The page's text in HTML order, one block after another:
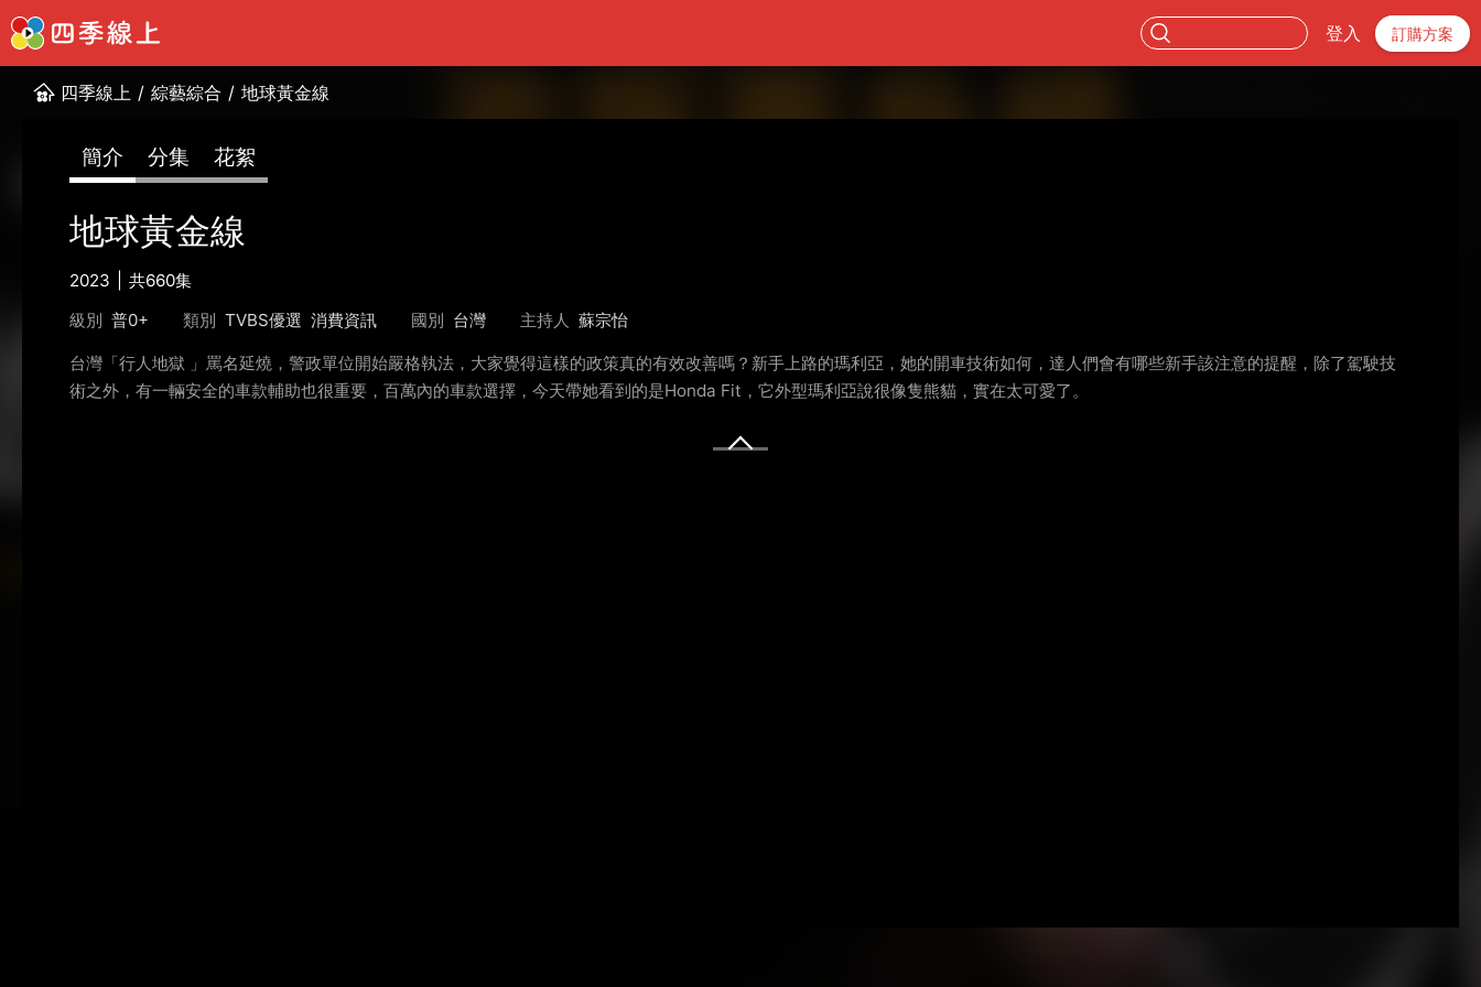
登入 訂購方案
四季線上 / 綜藝綜合 / 地球黃金線
簡介 分集 花絮
地球黃金線
2023
共660集
級別 普0+ 類別 TVBS優選 消費資訊 國別 台灣 主持人 蘇宗怡
台灣「行人地獄 」罵名延燒，警政單位開始嚴格執法，大家覺得這樣的政策真的有效改善嗎？新手上路的瑪利亞，她的開車技術如何，達人們會有哪些新手該注意的提醒，除了駕駛技
術之外，有一輛安全的車款輔助也很重要，百萬內的車款選擇，今天帶她看到的是Honda Fit，它外型瑪利亞說很像隻熊貓，實在太可愛了。